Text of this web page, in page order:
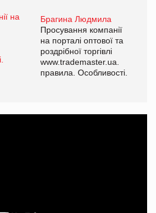
Брагина Людмила
Просування компанії
на порталі оптової та
роздрібної торгівлі
www.trademaster.ua.
правила. Особливості.